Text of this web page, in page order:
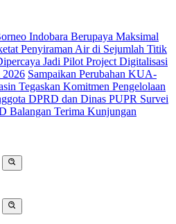
Indobara Berupaya Maksimal
Penyiraman Air di Sejumlah Titik
Jadi Pilot Project Digitalisasi
2026 Sampaikan Perubahan KUA-
Tegaskan Komitmen Pengelolaan
DPRD dan Dinas PUPR Survei
Balangan Terima Kunjungan